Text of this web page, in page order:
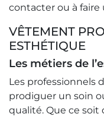
contacter ou à
VÊTEMENT
ESTHÉTIQUE
Les métiers de
Les professionnels
prodiguer un soin
qualité. Que ce soit